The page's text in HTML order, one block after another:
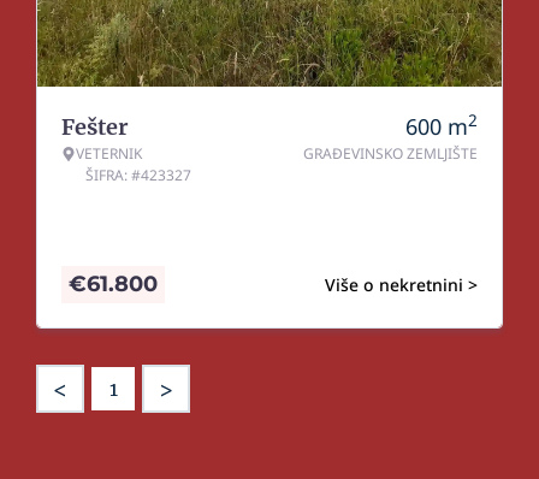
Fešter
VETERNIK
ŠIFRA: #423327
600 m2
GRAĐEVINSKO ZEMLJIŠTE
Više o nekretnini >
€61.800
< 1 >